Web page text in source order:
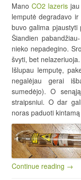
Mano CO2 lazerisjau
lemputė degradavo
buvo galima pjaustyti
Šiandien
nieko nepadegino.
švyti, bet nelazeriuoja.
Išlupau lemputę,
negalėjau gerai
sumedėjo). O
straipsniui. O dar
noras paduoti
Continue reading →